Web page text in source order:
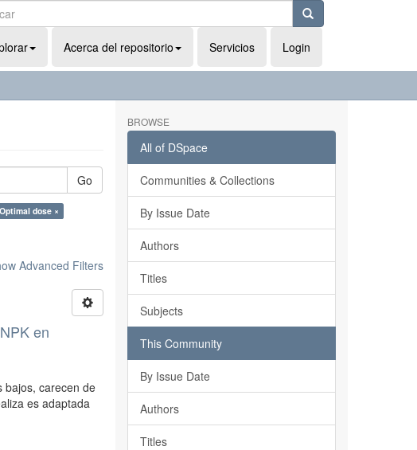
Acerca del repositorio Servicios Login
Go
dose ×
Advanced Filters
en
bajos, carecen de
es adaptada
BROWSE
All of DSpace
Communities & Collections
By Issue Date
Authors
Titles
Subjects
This Community
By Issue Date
Authors
Titles